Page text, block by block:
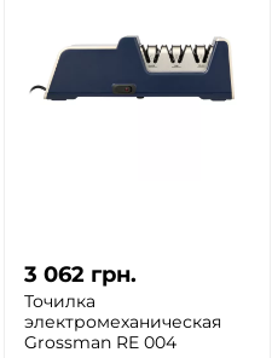
3 062 грн.
Точилка
электромеханическая
Grossman RE 004